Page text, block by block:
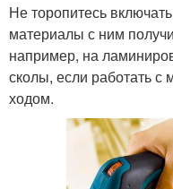
Не торопитесь
материалы с ним
например, на
сколы, если работать
ходом.